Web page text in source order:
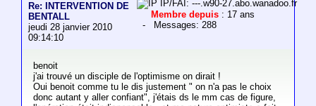
Re: INTERVENTION DE
BENTALL
jeudi 28 janvier 2010
09:14:10
IP/FAI: ---.w90-27.abo.wanadoo.fr
Membre depuis : 17 ans
- Messages: 288
benoit
j'ai trouvé un disciple de l'optimisme on dirait !
Oui benoit comme tu le dis justement " on n'a pas le choix
donc autant y aller confiant", j'étais ds le mm cas de figure,